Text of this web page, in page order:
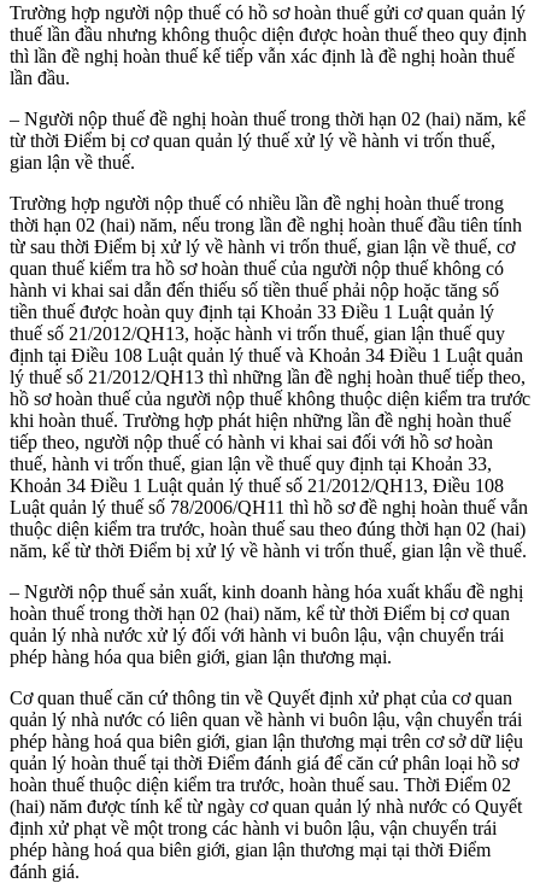
Trường hợp người nộp thuế có hồ sơ hoàn thuế gửi cơ quan quản lý
thuế lần đầu nhưng không thuộc diện được hoàn thuế theo quy định
thì lần đề nghị hoàn thuế kế tiếp vẫn xác định là đề nghị hoàn thuế
lần đầu.
– Người nộp thuế đề nghị hoàn thuế trong thời hạn 02 (hai) năm, kể
từ thời Điểm bị cơ quan quản lý thuế xử lý về hành vi trốn thuế,
gian lận về thuế.
Trường hợp người nộp thuế có nhiều lần đề nghị hoàn thuế trong
thời hạn 02 (hai) năm, nếu trong lần đề nghị hoàn thuế đầu tiên tính
từ sau thời Điểm bị xử lý về hành vi trốn thuế, gian lận về thuế, cơ
quan thuế kiểm tra hồ sơ hoàn thuế của người nộp thuế không có
hành vi khai sai dẫn đến thiếu số tiền thuế phải nộp hoặc tăng số
tiền thuế được hoàn quy định tại Khoản 33 Điều 1 Luật quản lý
thuế số 21/2012/QH13, hoặc hành vi trốn thuế, gian lận thuế quy
định tại Điều 108 Luật quản lý thuế và Khoản 34 Điều 1 Luật quản
lý thuế số 21/2012/QH13 thì những lần đề nghị hoàn thuế tiếp theo,
hồ sơ hoàn thuế của người nộp thuế không thuộc diện kiểm tra trước
khi hoàn thuế. Trường hợp phát hiện những lần đề nghị hoàn thuế
tiếp theo, người nộp thuế có hành vi khai sai đối với hồ sơ hoàn
thuế, hành vi trốn thuế, gian lận về thuế quy định tại Khoản 33,
Khoản 34 Điều 1 Luật quản lý thuế số 21/2012/QH13, Điều 108
Luật quản lý thuế số 78/2006/QH11 thì hồ sơ đề nghị hoàn thuế vẫn
thuộc diện kiểm tra trước, hoàn thuế sau theo đúng thời hạn 02 (hai)
năm, kể từ thời Điểm bị xử lý về hành vi trốn thuế, gian lận về thuế.
– Người nộp thuế sản xuất, kinh doanh hàng hóa xuất khẩu đề nghị
hoàn thuế trong thời hạn 02 (hai) năm, kể từ thời Điểm bị cơ quan
quản lý nhà nước xử lý đối với hành vi buôn lậu, vận chuyển trái
phép hàng hóa qua biên giới, gian lận thương mại.
Cơ quan thuế căn cứ thông tin về Quyết định xử phạt của cơ quan
quản lý nhà nước có liên quan về hành vi buôn lậu, vận chuyển trái
phép hàng hoá qua biên giới, gian lận thương mại trên cơ sở dữ liệu
quản lý hoàn thuế tại thời Điểm đánh giá để căn cứ phân loại hồ sơ
hoàn thuế thuộc diện kiểm tra trước, hoàn thuế sau. Thời Điểm 02
(hai) năm được tính kể từ ngày cơ quan quản lý nhà nước có Quyết
định xử phạt về một trong các hành vi buôn lậu, vận chuyển trái
phép hàng hoá qua biên giới, gian lận thương mại tại thời Điểm
đánh giá.